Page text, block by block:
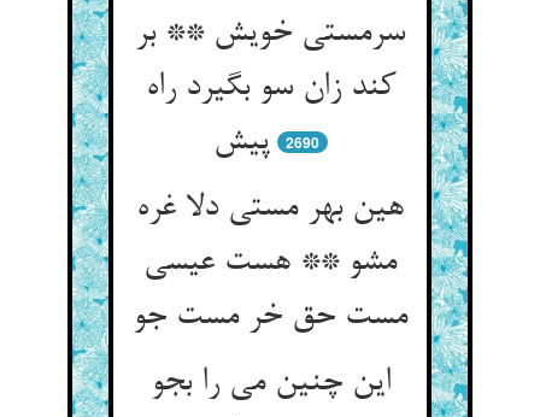
سرمستی خویش ** بر
کند زان سو بگیرد راه
پیش
2690
هین بهر مستی دلا غره
مشو ** هست عیسی
مست حق خر مست جو
این چنین می را بجو